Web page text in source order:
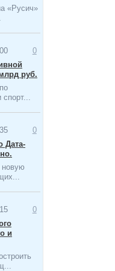
«Русич»
0
руб.
спорт...
0
Дата-
0
и